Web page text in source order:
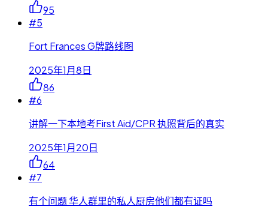
95
#5
Fort Frances G牌路线图
2025年1月8日
86
#6
讲解一下本地考First Aid/CPR 执照背后的真实
2025年1月20日
64
#7
有个问题 华人群里的私人厨房他们都有证吗